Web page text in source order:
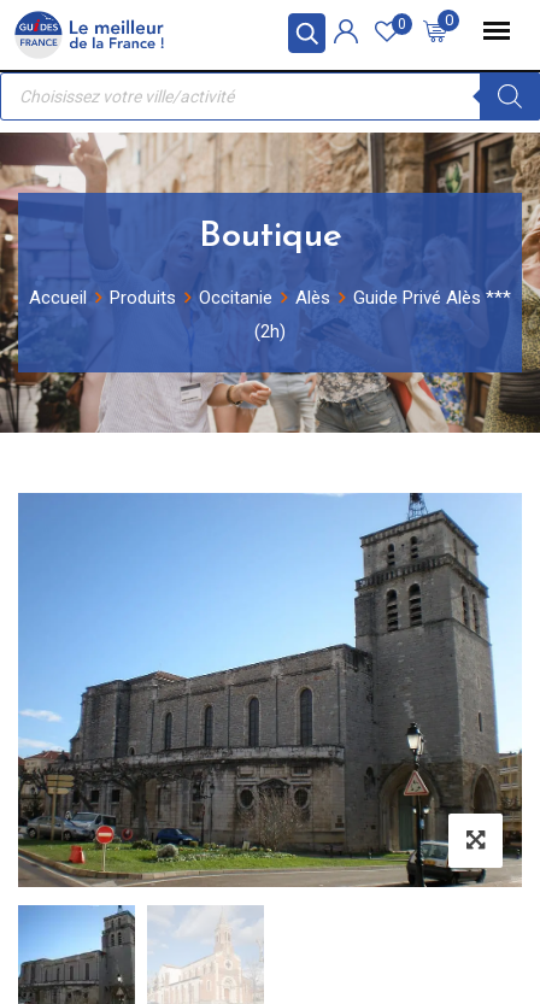
Panneau de gestion des cookies
Skip
content
0
0
Recherche
produits
Boutique
Accueil Produits Occitanie Alès
Guide Privé Alès ***
(2h)